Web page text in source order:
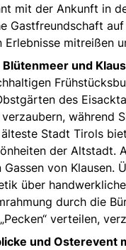
mit der Ankunft in
Gastfreundschaft
Erlebnisse mitreißen
Blütenmeer und
des
während
Stadt Tirols
der Altstadt.
von Klausen.
über
durch die
verteilen,
und Osterevent